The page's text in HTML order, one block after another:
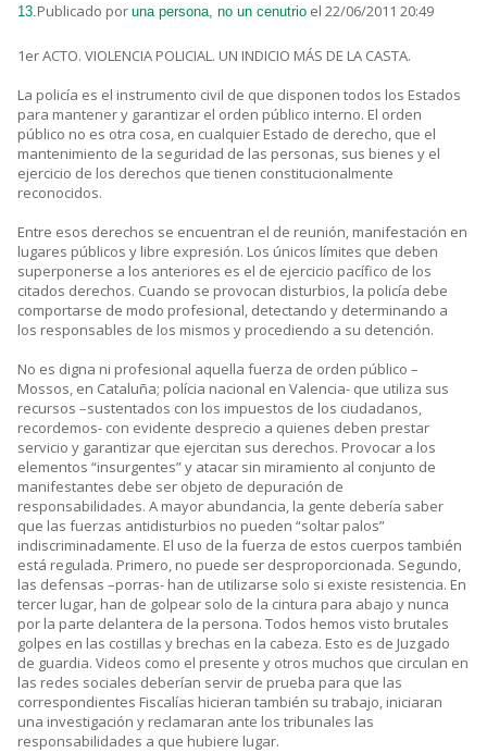
13.Publicado por una persona, no un cenutrio el 22/06/2011 20:49
1er ACTO. VIOLENCIA POLICIAL. UN INDICIO MÁS DE LA CASTA.
La policía es el instrumento civil de que disponen todos los Estados
para mantener y garantizar el orden público interno. El orden
público no es otra cosa, en cualquier Estado de derecho, que el
mantenimiento de la seguridad de las personas, sus bienes y el
ejercicio de los derechos que tienen constitucionalmente
reconocidos.
Entre esos derechos se encuentran el de reunión, manifestación en
lugares públicos y libre expresión. Los únicos límites que deben
superponerse a los anteriores es el de ejercicio pacífico de los
citados derechos. Cuando se provocan disturbios, la policía debe
comportarse de modo profesional, detectando y determinando a
los responsables de los mismos y procediendo a su detención.
No es digna ni profesional aquella fuerza de orden público –
Mossos, en Cataluña; polícia nacional en Valencia- que utiliza sus
recursos –sustentados con los impuestos de los ciudadanos,
recordemos- con evidente desprecio a quienes deben prestar
servicio y garantizar que ejercitan sus derechos. Provocar a los
elementos “insurgentes” y atacar sin miramiento al conjunto de
manifestantes debe ser objeto de depuración de
responsabilidades. A mayor abundancia, la gente debería saber
que las fuerzas antidisturbios no pueden “soltar palos”
indiscriminadamente. El uso de la fuerza de estos cuerpos también
está regulada. Primero, no puede ser desproporcionada. Segundo,
las defensas –porras- han de utilizarse solo si existe resistencia. En
tercer lugar, han de golpear solo de la cintura para abajo y nunca
por la parte delantera de la persona. Todos hemos visto brutales
golpes en las costillas y brechas en la cabeza. Esto es de Juzgado
de guardia. Videos como el presente y otros muchos que circulan en
las redes sociales deberían servir de prueba para que las
correspondientes Fiscalías hicieran también su trabajo, iniciaran
una investigación y reclamaran ante los tribunales las
responsabilidades a que hubiere lugar.